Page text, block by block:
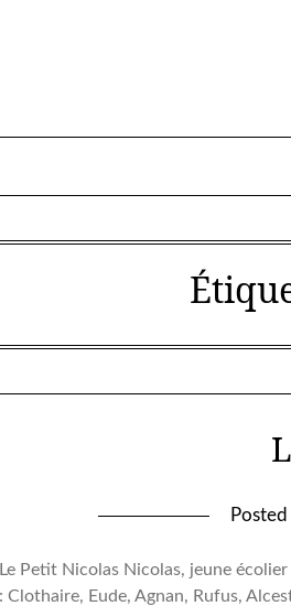
Le Petit Nicolas Nicolas, jeune
: Clothaire, Eude, Agnan, Rufus,